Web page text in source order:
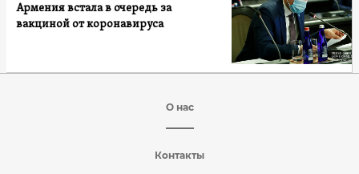
Армения встала в очередь за
вакциной от коронавируса
О нас
Контакты